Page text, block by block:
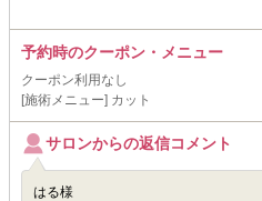
予約時のクーポン・メニュー
クーポン利用なし
[施術メニュー] カット
サロンからの返信コメント
はる様